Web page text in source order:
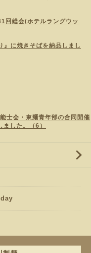
回総会(ホテルラングウッ
に焼きそばを納品しまし
士会・東麺青年部の合同開催
した。（6）